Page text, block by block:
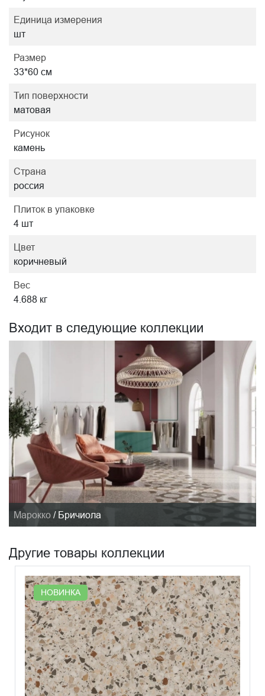
Единица измерения
шт
Размер
33*60 см
Тип поверхности
матовая
Рисунок
камень
Страна
россия
Плиток в упаковке
4 шт
Цвет
коричневый
Вес
4.688 кг
Входит в следующие коллекции
Марокко / Бричиола
Другие товары коллекции
НОВИНКА